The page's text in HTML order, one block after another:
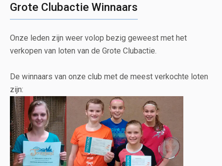
Grote Clubactie Winnaars
Onze leden zijn weer volop bezig geweest met het
verkopen van loten van de Grote Clubactie.
De winnaars van onze club met de meest verkochte loten
zijn: